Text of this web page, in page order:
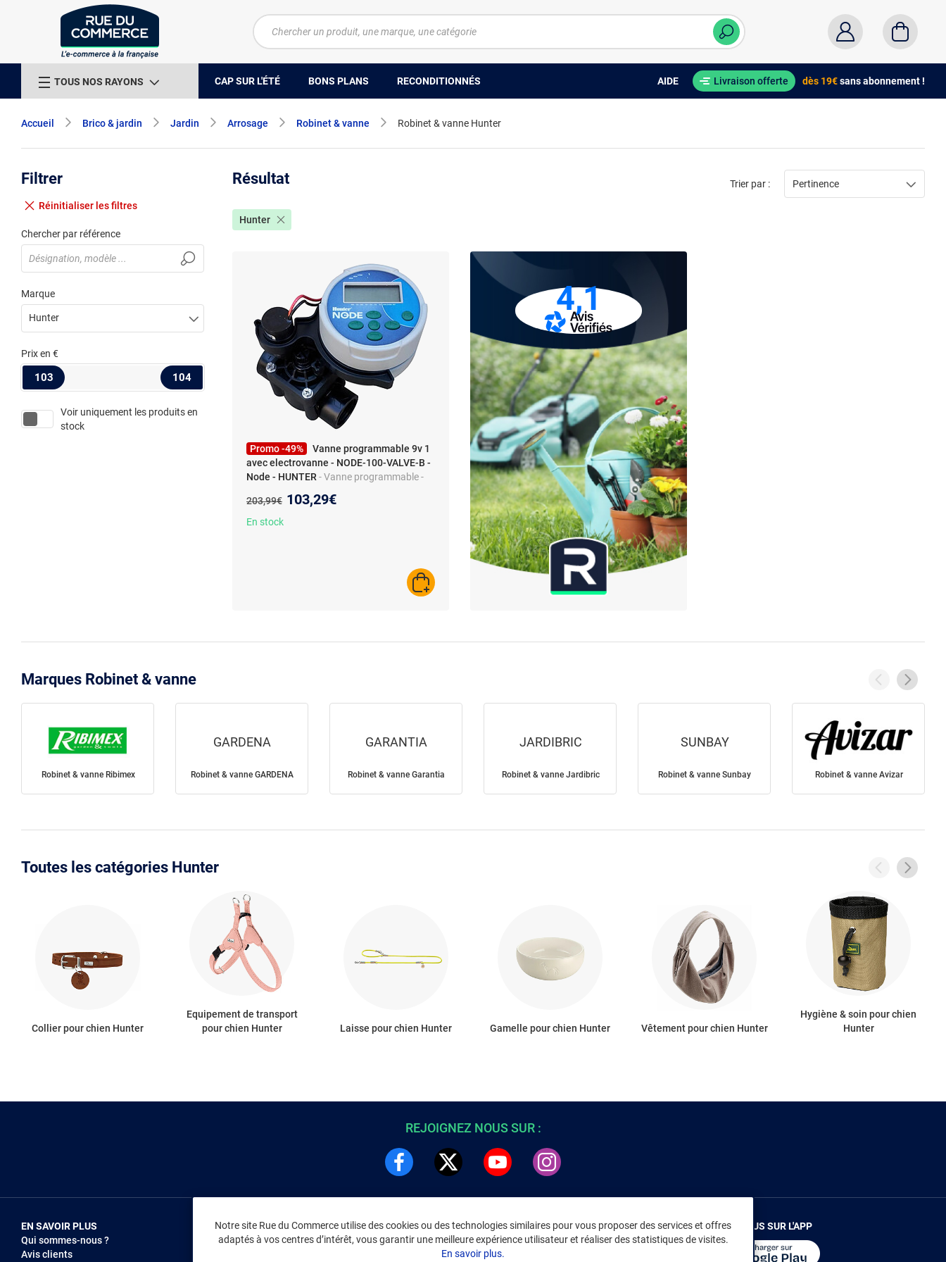
TOUS NOS RAYONS CAP SUR L'ÉTÉ BONS PLANS RECONDITIONNÉS AIDE Livraison offerte dès 19€sans abonnement !
Accueil Brico & jardin Jardin Arrosage Robinet & vanne Robinet & vanne Hunter
Filtrer
Réinitialiser les filtres
Chercher par référence
Marque
Hunter
Prixen €
103 104
Voir uniquement les produits en
stock
Résultat
Hunter
Trier par : Pertinence
Promo -49%
Vanne programmable 9v 1
avec electrovanne - NODE-100-VALVE-B -
Node - HUNTER - Vanne programmable -
Compatibilité panneaux solaires
Ancien prix :
203,99€ Nouveau prix :
103,29€
En stock
AJOUTER AU PANIER
4,1
Marques Robinet & vanne
Robinet & vanne Ribimex
GARDENA
Robinet & vanne GARDENA
GARANTIA
Robinet & vanne Garantia
JARDIBRIC
Robinet & vanne Jardibric
SUNBAY
Robinet & vanne Sunbay Robinet & vanne Avizar
Toutes les catégories Hunter
Collier pour chien Hunter
Equipement de transport
pour chien Hunter
Laisse pour chien Hunter Gamelle pour chien Hunter Vêtement pour chien Hunter
Hygiène & soin pour chien
Hunter
REJOIGNEZ NOUS SUR :
EN SAVOIR PLUS
Qui sommes-nous ?
Avis clients
NOUS REJOINDRE
Vendez sur RDC
INFORMATIONS LÉGALES
Environnement
CGV/CGU Marketplace
RENDEZ-VOUS SUR L'APP
Notre site Rue du Commerce utilise des cookies ou des technologies similaires pour vous proposer des services et offres
adaptés à vos centres d’intérêt, vous garantir une meilleure expérience utilisateur et réaliser des statistiques de visites.
En savoir plus.